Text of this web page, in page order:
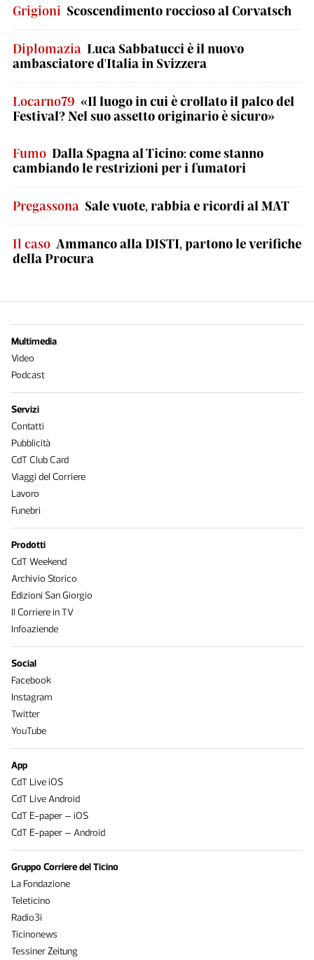
Grigioni Scoscendimento roccioso al Corvatsch
Diplomazia Luca Sabbatucci è il nuovo
ambasciatore d'Italia in Svizzera
Locarno79 «Il luogo in cui è crollato il palco del
Festival? Nel suo assetto originario è sicuro»
Fumo Dalla Spagna al Ticino: come stanno
cambiando le restrizioni per i fumatori
Pregassona Sale vuote, rabbia e ricordi al MAT
Il caso Ammanco alla DISTI, partono le verifiche
della Procura
Multimedia
Video
Podcast
Servizi
Contatti
Pubblicità
CdT Club Card
Viaggi del Corriere
Lavoro
Funebri
Prodotti
CdT Weekend
Archivio Storico
Edizioni San Giorgio
Il Corriere in TV
Infoaziende
Social
Facebook
Instagram
Twitter
YouTube
App
CdT Live iOS
CdT Live Android
CdT E-paper – iOS
CdT E-paper – Android
Gruppo Corriere del Ticino
La Fondazione
Teleticino
Radio3i
Ticinonews
Tessiner Zeitung